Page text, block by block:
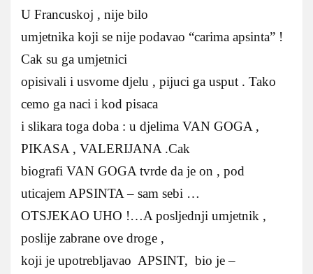
U Francuskoj , nije bilo
umjetnika koji se nije podavao “carima apsinta” !
Cak su ga umjetnici
opisivali i usvome djelu , pijuci ga usput . Tako
cemo ga naci i kod pisaca
i slikara toga doba : u djelima VAN GOGA ,
PIKASA , VALERIJANA .Cak
biografi VAN GOGA tvrde da je on , pod
uticajem APSINTA – sam sebi …
OTSJEKAO UHO !…A posljednji umjetnik ,
poslije zabrane ove droge ,
koji je upotrebljavao APSINT, bio je –